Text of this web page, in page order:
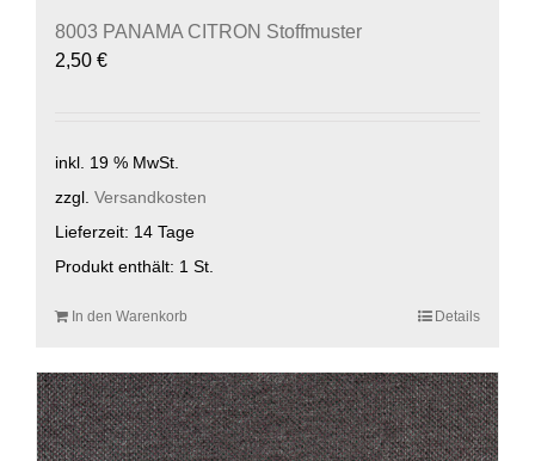
8003 PANAMA CITRON Stoffmuster
2,50 €
inkl. 19 % MwSt.
zzgl. Versandkosten
Lieferzeit: 14 Tage
Produkt enthält: 1 St.
In den Warenkorb Details